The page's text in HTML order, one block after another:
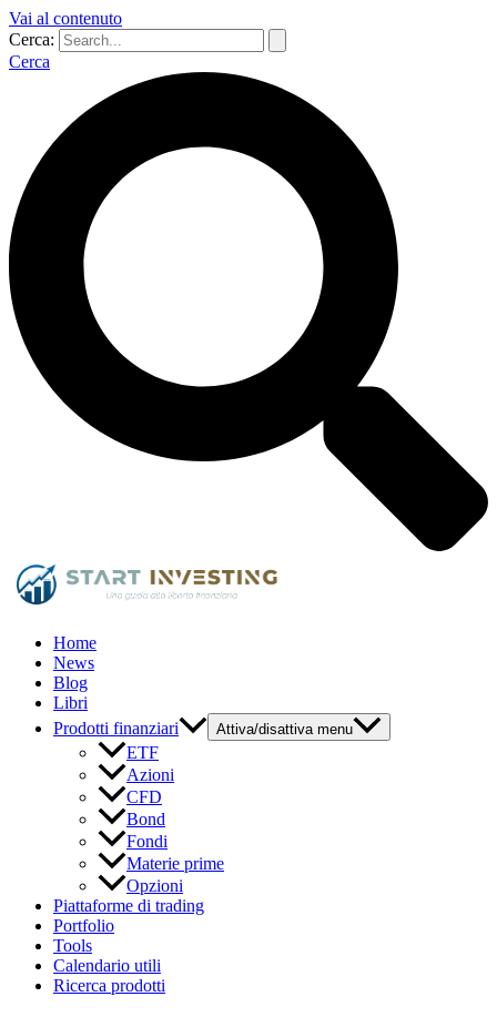
Vai al contenuto
Cerca:
Cerca
Home
News
Blog
Libri
Prodotti finanziari
Attiva/disattiva menu
ETF
Azioni
CFD
Bond
Fondi
Materie prime
Opzioni
Piattaforme di trading
Portfolio
Tools
Calendario utili
Ricerca prodotti